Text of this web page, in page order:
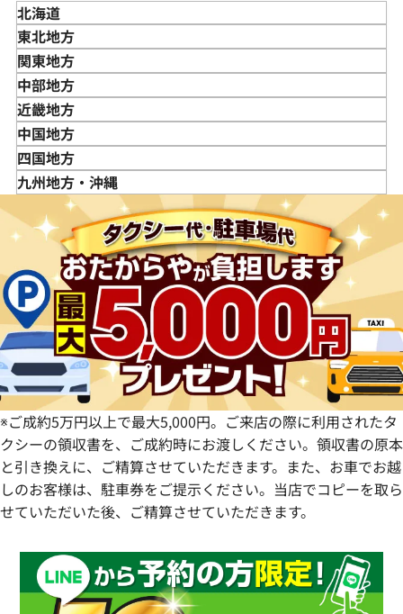
北海道
東北地方
青森県
岩手県
宮城県
秋田県
山形県
福島県
関東地方
東京都
神奈川県
埼玉県
千葉県
茨城県
栃木県
群馬県
中部地方
新潟県
富山県
石川県
山梨県
長野県
岐阜県
静岡県
愛知県
近畿地方
三重県
滋賀県
京都府
兵庫県
奈良県
和歌山県
中国地方
鳥取県
島根県
広島県
山口県
四国地方
徳島県
愛媛県
九州地方・沖縄
佐賀県
長崎県
熊本県
大分県
宮崎県
鹿児島県
※ご成約5万円以上で最大5,000円。ご来店の際に利用されたタ
クシーの領収書を、ご成約時にお渡しください。領収書の原本
と引き換えに、ご精算させていただきます。また、お車でお越
しのお客様は、駐車券をご提示ください。当店でコピーを取ら
せていただいた後、ご精算させていただきます。